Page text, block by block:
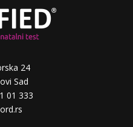
24
Sad
01 333